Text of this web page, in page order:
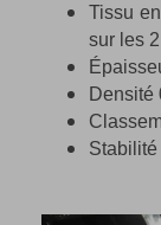
Tissu
sur les
Densité
Stabilité